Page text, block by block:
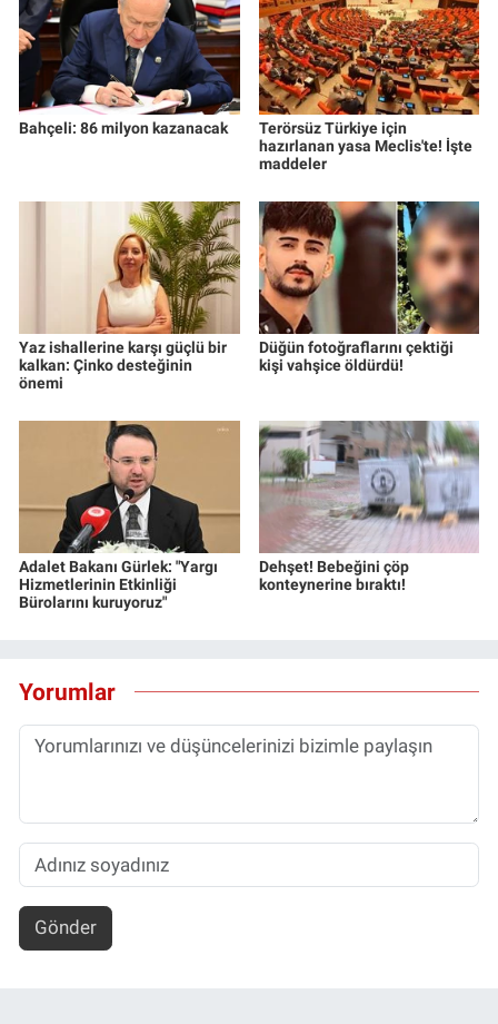
Bahçeli: 86 milyon kazanacak
Terörsüz Türkiye için
hazırlanan yasa Meclis'te! İşte
maddeler
Yaz ishallerine karşı güçlü bir
kalkan: Çinko desteğinin
önemi
Düğün fotoğraflarını çektiği
kişi vahşice öldürdü!
Adalet Bakanı Gürlek: "Yargı
Hizmetlerinin Etkinliği
Bürolarını kuruyoruz"
Dehşet! Bebeğini çöp
konteynerine bıraktı!
Yorumlar
Gönder